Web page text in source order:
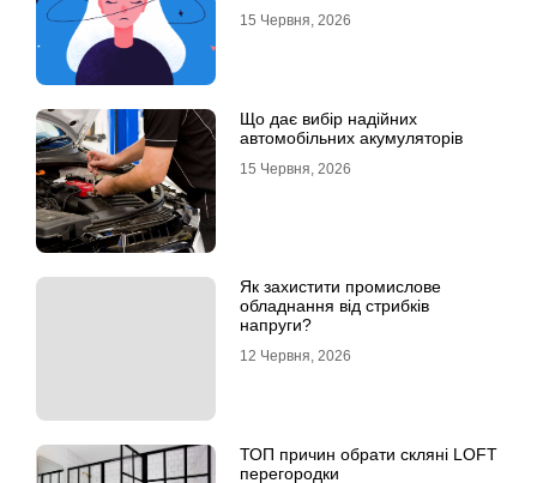
15 Червня, 2026
Що дає вибір надійних
автомобільних акумуляторів
15 Червня, 2026
Як захистити промислове
обладнання від стрибків
напруги?
12 Червня, 2026
ТОП причин обрати скляні LOFT
перегородки